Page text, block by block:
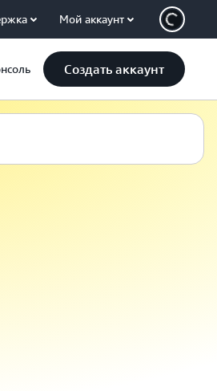
Мой аккаунт
Создать аккаунт